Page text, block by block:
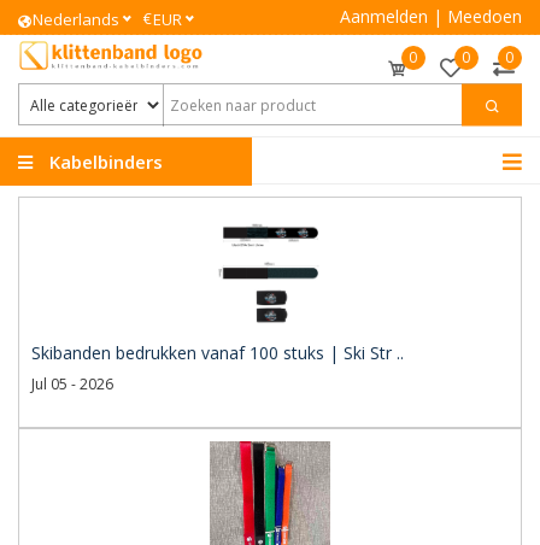
Nederlands €EUR Aanmelden | Meedoen
0 0 0
Kabelbinders
Skibanden bedrukken vanaf 100 stuks | Ski Str ..
Jul 05 - 2026